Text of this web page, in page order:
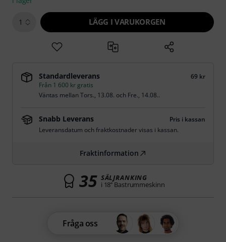
1 LÄGG I VARUKORGEN
Standardleverans
69 kr
Från 1 600 kr gratis
Väntas mellanTors., 13.08. och Fre., 14.08..
Snabb Leverans
Pris i kassan
Leveransdatum och fraktkostnader visas i kassan.
Fraktinformation
35 SÄLJRANKING
i 18’’ Bastrummeskinn
Fråga oss